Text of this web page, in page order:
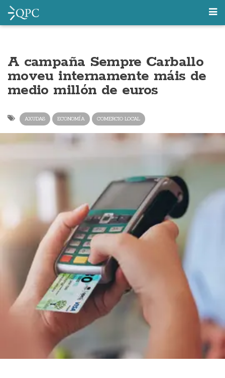
A campaña Sempre Carballo
moveu internamente máis de
medio millón de euros
AXUDAS ECONOMÍA COMERCIO LOCAL